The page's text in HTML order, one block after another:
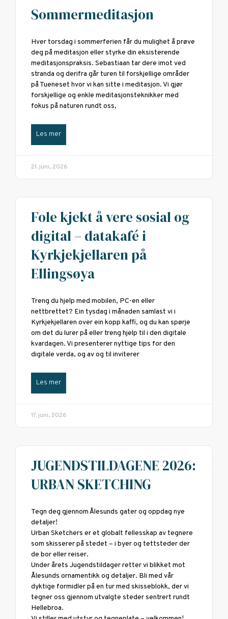
Sommermeditasjon
Hver torsdag i sommerferien får du mulighet å prøve
deg på meditasjon eller styrke din eksisterende
meditasjonspraksis. Sebastiaan tar dere imot ved
stranda og derifra går turen til forskjellige områder
på Tueneset hvor vi kan sitte i meditasjon. Vi gjør
forskjellige og enkle meditasjonsteknikker med
fokus på naturen rundt oss,
Les mer
21. juni, 2026
Fole kjekt å vere sosial og
digital – datakafé i
Kyrkjekjellaren på
Ellingsøya
Treng du hjelp med mobilen, PC-en eller
nettbrettet? Ein tysdag i månaden samlast vi i
Kyrkjekjellaren over ein kopp kaffi, og du kan spørje
om det du lurer på eller treng hjelp til i den digitale
kvardagen. Vi presenterer nyttige tips for den
digitale verda, og av og til inviterer
Les mer
17. juni, 2026
JUGENDSTILDAGENE 2026:
URBAN SKETCHING
Tegn deg gjennom Ålesunds gater og oppdag nye
detaljer!
Urban Sketchers er et globalt fellesskap av tegnere
som skisserer på stedet – i byer og tettsteder der
de bor eller reiser.
Under årets Jugendstildager retter vi blikket mot
Ålesunds ornamentikk og detaljer. Bli med vår
dyktige formidler på en tur med skisseblokk, der vi
tegner oss gjennom utvalgte steder sentrert rundt
Hellebroa.